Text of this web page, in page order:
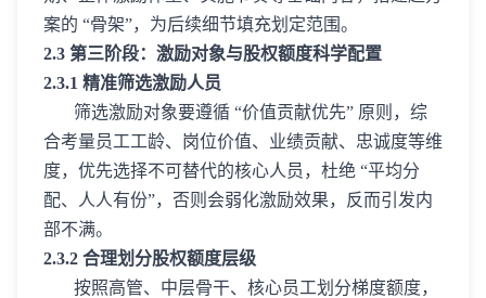
案的 “骨架”，为后续细节填充划定范围。
2.3 第三阶段：激励对象与股权额度科学配置
2.3.1 精准筛选激励人员
筛选激励对象要遵循 “价值贡献优先” 原则，综
合考量员工工龄、岗位价值、业绩贡献、忠诚度等维
度，优先选择不可替代的核心人员，杜绝 “平均分
配、人人有份”，否则会弱化激励效果，反而引发内
部不满。
2.3.2 合理划分股权额度层级
按照高管、中层骨干、核心员工划分梯度额度，